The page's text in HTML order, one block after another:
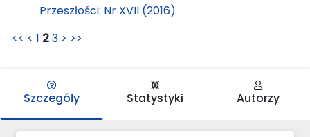
Przeszłości: Nr XVII (2016)
<< < 1 23 > >>
Szczegóły Statystyki Autorzy